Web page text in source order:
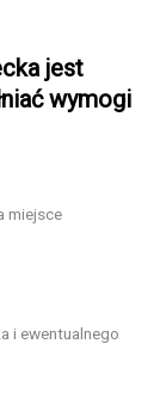
jest
wymogi
miejsce
i ewentualnego